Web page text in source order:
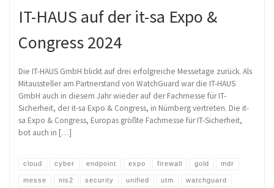
IT-HAUS auf der it-sa Expo &
Congress 2024
Die IT-HAUS GmbH blickt auf drei erfolgreiche Messetage zurück. Als
Mitaussteller am Partnerstand von WatchGuard war die IT-HAUS
GmbH auch in diesem Jahr wieder auf der Fachmesse für IT-
Sicherheit, der it-sa Expo & Congress, in Nürnberg vertreten. Die it-
sa Expo & Congress, Europas größte Fachmesse für IT-Sicherheit,
bot auch in […]
cloud cyber endpoint expo firewall gold mdr
messe nis2 security unified utm watchguard